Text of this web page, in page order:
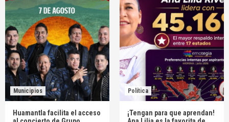
Municipios
Huamantla facilita el acceso
Política
¡Tengan para que aprendan!